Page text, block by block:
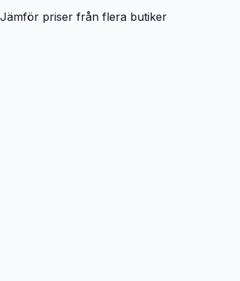
Jämför priser från flera butiker